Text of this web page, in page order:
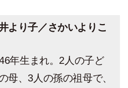
より子／さかいよりこ
年生まれ。2人の子ど
母、3人の孫の祖母で、